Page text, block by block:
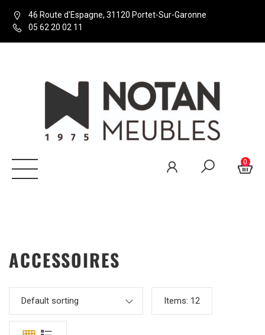
46 Route d'Espagne, 31120 Portet-Sur-Garonne
05 62 20 02 11
0
ACCESSOIRES
Default sorting Items: 12